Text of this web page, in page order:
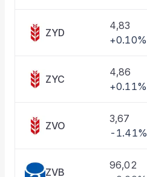
Fiyat Endeks Değişimi
ZYD
4,83
+0.10%
ZYC
4,86
+0.11%
ZVO
3,67
-1.41%
ZVB
96,02